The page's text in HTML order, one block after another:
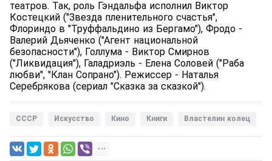
театров. Так, роль Гэндальфа исполнил Виктор
Костецкий ("Звезда пленительного счастья",
Флориндо в "Труффальдино из Бергамо"), Фродо -
Валерий Дьяченко ("Агент национальной
безопасности"), Голлума - Виктор Смирнов
("Ликвидация"), Галадриэль - Елена Соловей ("Раба
любви", "Клан Сопрано"). Режиссер - Наталья
Серебрякова (сериал "Сказка за сказкой").
СССР Искусство Кино Книги Властелин колец